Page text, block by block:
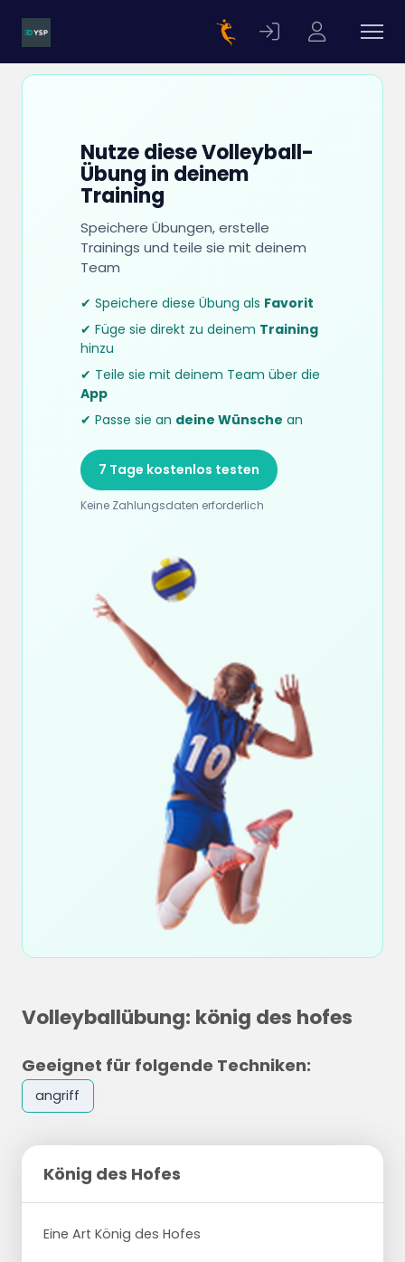
Nutze diese Volleyball-
Übung in deinem
Training
Speichere Übungen, erstelle
Trainings und teile sie mit deinem
Team
✔ Speichere diese Übung als Favorit
✔ Füge sie direkt zu deinem Training
hinzu
✔ Teile sie mit deinem Team über die
App
✔ Passe sie an deine Wünsche an
7 Tage kostenlos testen
Keine Zahlungsdaten erforderlich
Volleyballübung: könig des hofes
Geeignet für folgende Techniken:
angriff
König des Hofes
Eine Art König des Hofes